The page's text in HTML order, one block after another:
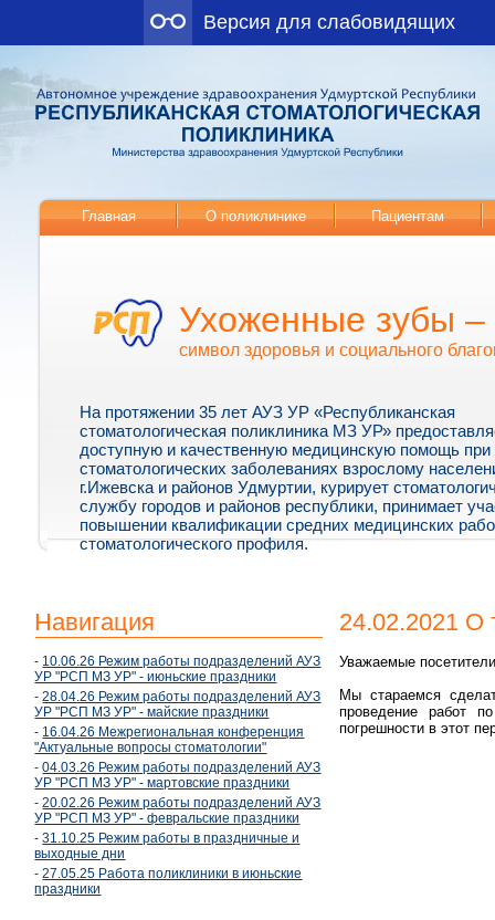
Версия для слабовидящих
Главная О поликлинике Пациентам
Ухоженные зубы –
символ здоровья и социального
На протяжении 35 лет АУЗ УР «Республиканская
стоматологическая поликлиника МЗ УР»
доступную и качественную медицинскую помощь при
стоматологических заболеваниях взрослому
г.Ижевска и районов Удмуртии, курирует
службу городов и районов республики, принимает
повышении квалификации средних медицинских
стоматологического профиля.
Навигация
- 10.06.26 Режим работы подразделений АУЗ
УР "РСП МЗ УР" - июньские праздники
-28.04.26 Режим работы подразделений АУЗ
УР "РСП МЗ УР" - майские праздники
- 16.04.26 Межрегиональная конференция
"Актуальные вопросы стоматологии"
-04.03.26 Режим работы подразделений АУЗ
УР "РСП МЗ УР" - мартовские праздники
-20.02.26 Режим работы подразделений АУЗ
УР "РСП МЗ УР" - февральские праздники
-31.10.25 Режим работы в праздничные и
выходные дни
-27.05.25 Работа поликлиники в июньские
праздники
24.02.2021 О
Уважаемые
Мы стараемся
проведение работ
погрешности в этот